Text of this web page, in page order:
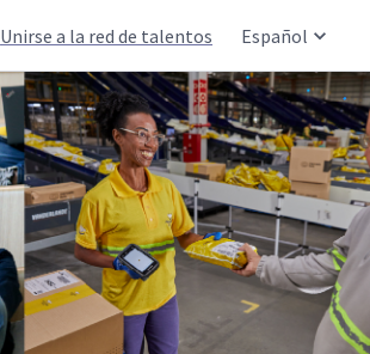
Unirse a la red de talentos Español